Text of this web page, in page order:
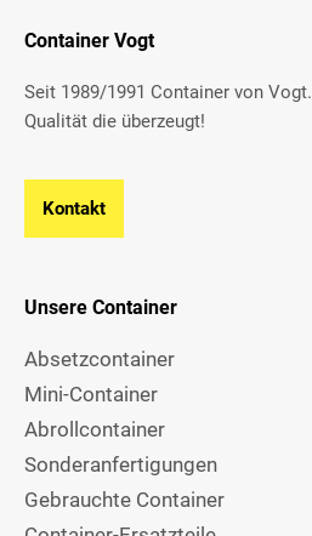
Container Vogt
Seit 1989/1991 Container von Vogt.
Qualität die überzeugt!
Kontakt
Unsere Container
Absetzcontainer
Mini-Container
Abrollcontainer
Sonderanfertigungen
Gebrauchte Container